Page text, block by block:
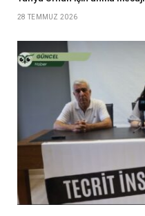
28 TEMMUZ 2026